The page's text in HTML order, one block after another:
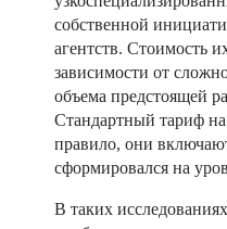
собственной
агентств. Стоимость
зависимости от
объема предстоящей
Стандартный тариф
правило, они
сформировался на
В таких